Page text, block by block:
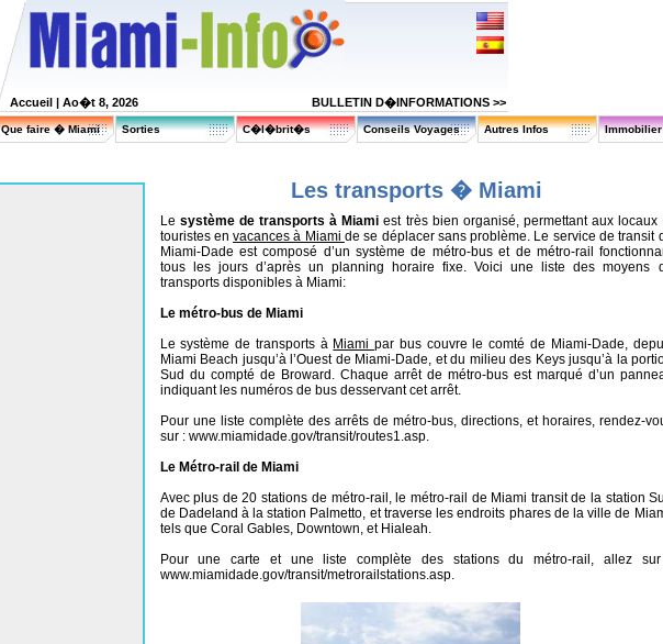
Accueil | Ao�t 8, 2026 BULLETIN D�INFORMATIONS >>
Que faire � Miami Sorties C�l�brit�s Conseils Voyages Autres Infos
Les transports � Miami
Le système de transports à Miami est très bien organisé, permettant aux locaux
touristes envacances à Miami de se déplacer sans problème. Le service de transit
Miami-Dade est composé d’un système de métro-bus et de métro-rail
tous les jours d’après un planning horaire fixe. Voici une liste des moyens
transports disponibles à Miami:
Le métro-bus de Miami
Le système de transports à Miamipar bus couvre le comté de Miami-Dade,
Miami Beach jusqu’à l’Ouest de Miami-Dade, et du milieu des Keys jusqu’à la
Sud du compté de Broward. Chaque arrêt de métro-bus est marqué d’un
indiquant les numéros de bus desservant cet arrêt.
Pour une liste complète des arrêts de métro-bus, directions, et horaires, rendez-
sur : www.miamidade.gov/transit/routes1.asp.
Le Métro-rail de Miami
Avec plus de 20 stations de métro-rail, le métro-rail de Miami transit de la station
de Dadeland à la station Palmetto, et traverse les endroits phares de la ville de
tels que Coral Gables, Downtown, et Hialeah.
Pour une carte et une liste complète des stations du métro-rail, allez
www.miamidade.gov/transit/metrorailstations.asp.